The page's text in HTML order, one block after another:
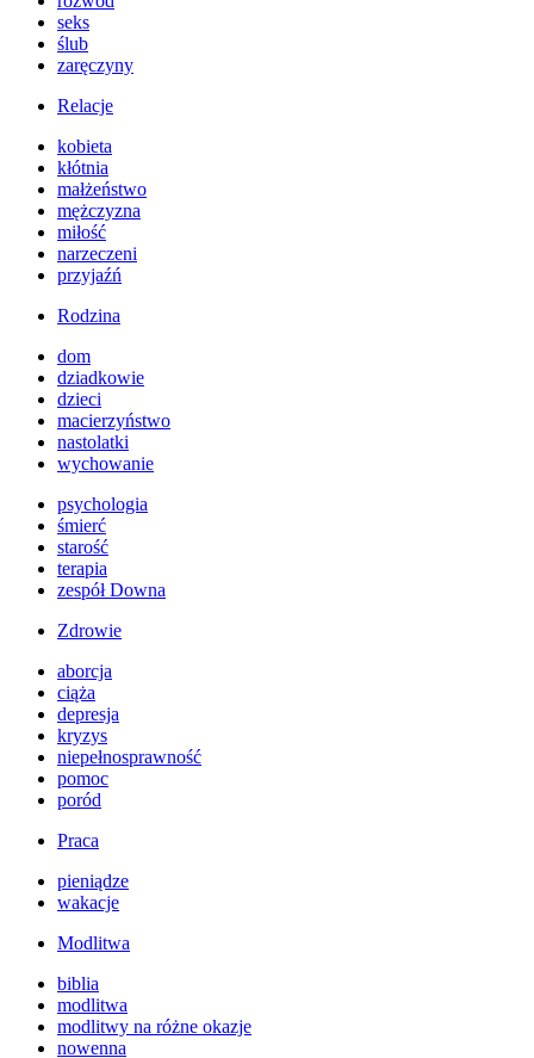
seks
ślub
zaręczyny
Relacje
kobieta
kłótnia
małżeństwo
mężczyzna
miłość
narzeczeni
przyjaźń
Rodzina
dom
dziadkowie
dzieci
macierzyństwo
nastolatki
wychowanie
psychologia
śmierć
starość
terapia
zespół Downa
Zdrowie
aborcja
ciąża
depresja
kryzys
niepełnosprawność
pomoc
poród
Praca
pieniądze
wakacje
Modlitwa
biblia
modlitwa
modlitwy na różne okazje
nowenna